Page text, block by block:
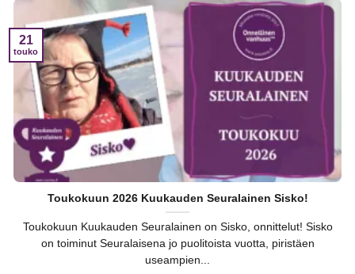
Toukokuun 2026 Kuukauden Seuralainen Sisko!
Toukokuun Kuukauden Seuralainen on Sisko, onnittelut! Sisko
on toiminut Seuralaisena jo puolitoista vuotta, piristäen
useampien...
21
touko